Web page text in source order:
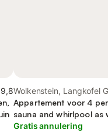
9,8Wolkenstein, Langkofel
Appartement voor 4
sauna and whirlpool as
Gratis annulering